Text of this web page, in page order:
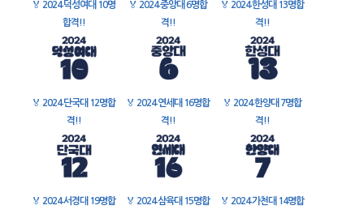
🏅 2024 덕성여대 10명
합격!!
🏅 2024 중앙대 6명합
격!!
🏅 2024 한성대 13명합
격!!
🏅 2024 단국대 12명합
격!!
🏅 2024 연세대 16명합
격!!
🏅 2024 한양대 7명합
격!!
🏅 2024 서경대 19명합
🏅 2024 삼육대 15명합
🏅 2024 가천대 14명합